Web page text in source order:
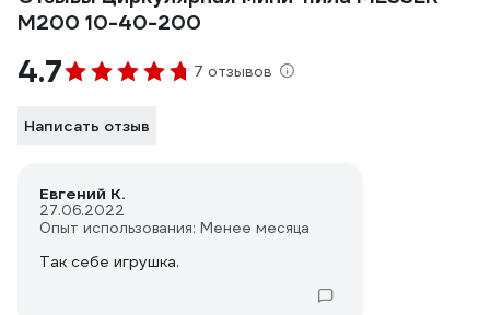
M200 10-40-200
4.7 7 отзывов
Написать отзыв
Евгений К.
27.06.2022
Опыт использования: Менее месяца
Так себе игрушка.